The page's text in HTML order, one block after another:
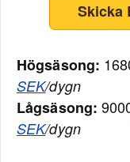
Skicka
Högsäsong:
SEK/dygn
Lågsäsong:
SEK/dygn